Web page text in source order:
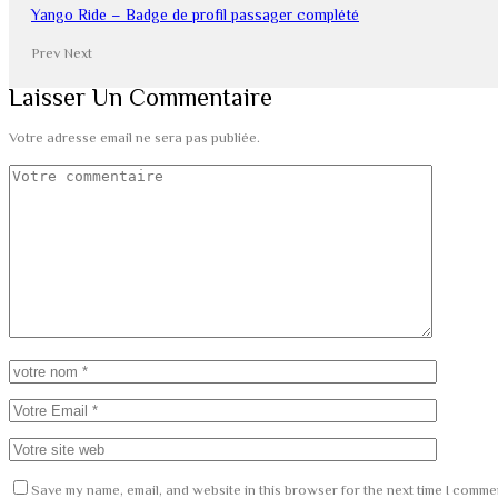
Yango Ride – Badge de profil passager complété
Prev Next
Laisser Un Commentaire
Votre adresse email ne sera pas publiée.
Save my name, email, and website in this browser for the next time I